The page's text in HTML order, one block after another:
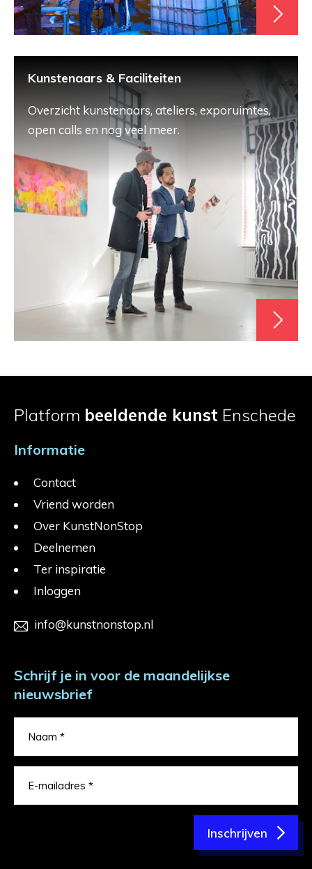
Kunstenaars & Faciliteiten
Overzicht kunstenaars, ateliers, exporuimtes,
open calls en nog veel meer.
Platform beeldende kunst Enschede
Informatie
Contact
Vriend worden
Over KunstNonStop
Deelnemen
Ter inspiratie
Inloggen
info@kunstnonstop.nl
Schrijf je in voor de maandelijkse
nieuwsbrief
Inschrijven